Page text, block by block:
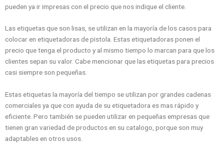
pueden ya ir impresas con el precio que nos indique el cliente.
Las etiquetas que son lisas, se utilizan en la mayoría de los casos para
colocar en etiquetadoras de pistola. Estas etiquetadoras ponen el
precio que tenga el producto y al mismo tiempo lo marcan para que los
clientes sepan su valor. Cabe mencionar que las etiquetas para precios
casi siempre son pequeñas.
Estas etiquetas la mayoría del tiempo se utilizan por grandes cadenas
comerciales ya que con ayuda de su etiquetadora es mas rápido y
eficiente. Pero también se pueden utilizar en pequeñas empresas que
tienen gran variedad de productos en su catalogo, porque son muy
adaptables en otros usos.